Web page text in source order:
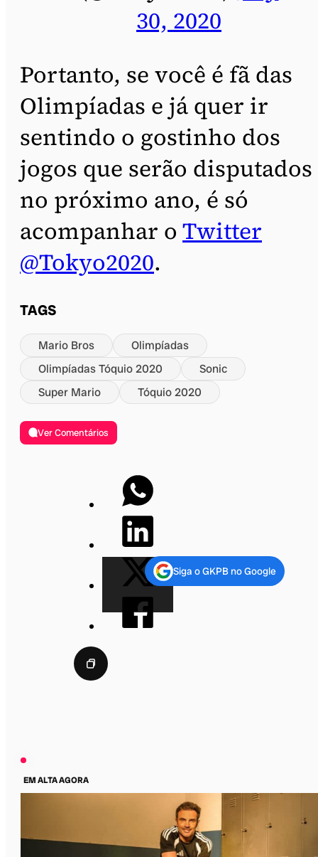
30, 2020
Portanto, se você é fã das
Olimpíadas e já quer ir
sentindo o gostinho dos
jogos que serão disputados
no próximo ano, é só
acompanhar o Twitter
@Tokyo2020.
TAGS
Mario Bros
Olimpíadas
Olimpíadas Tóquio 2020
Sonic
Super Mario
Tóquio 2020
Ver Comentários
Siga o GKPB no Google
EM ALTA AGORA